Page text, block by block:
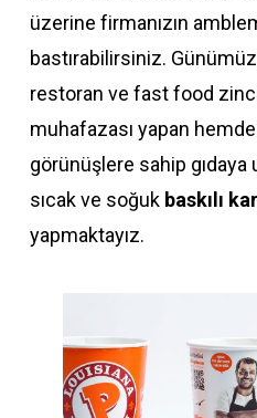
üzerine firmanızın
bastırabilirsiniz.
restoran ve fast food
muhafazası yapan
görünüşlere sahip gıdaya
sıcak ve soğuk baskılı
yapmaktayız.